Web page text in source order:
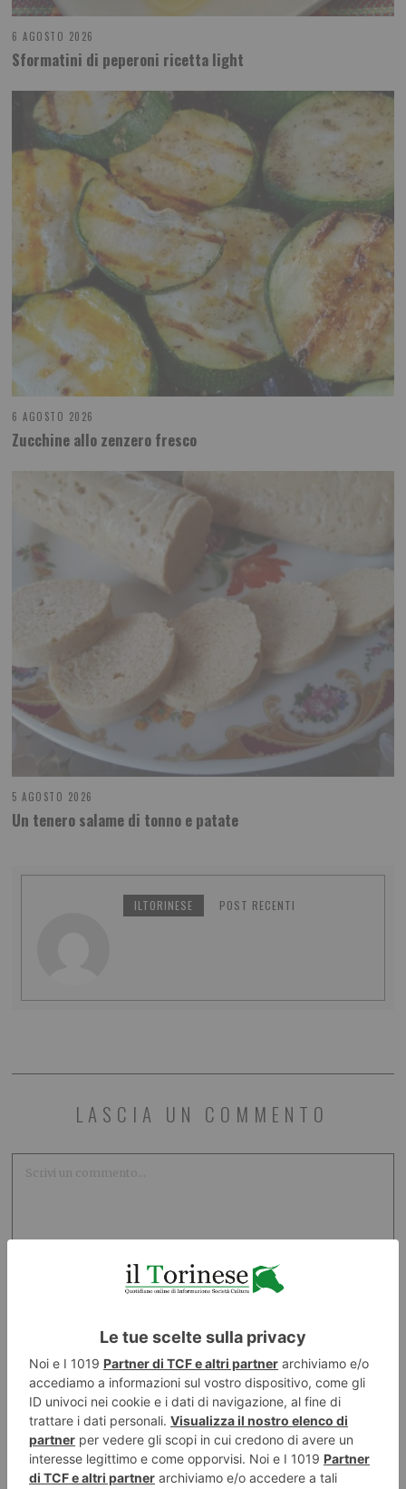
6 AGOSTO 2026
Sformatini di peperoni ricetta light
6 AGOSTO 2026
Zucchine allo zenzero fresco
5 AGOSTO 2026
Un tenero salame di tonno e patate
ILTORINESE POST RECENTI
LASCIA UN COMMENTO